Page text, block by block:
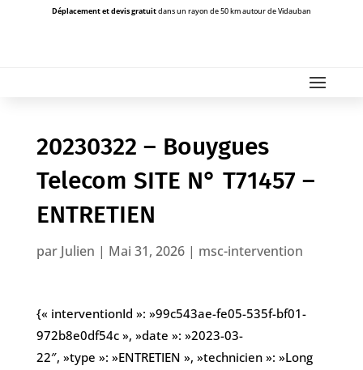
Déplacement et devis gratuitdans un rayon de 50 km autour de Vidauban
20230322 – Bouygues
Telecom SITE N° T71457 –
ENTRETIEN
par Julien | Mai 31, 2026| msc-intervention
{« interventionId »: »99c543ae-fe05-535f-bf01-
972b8e0df54c », »date »: »2023-03-
22″, »type »: »ENTRETIEN », »technicien »: »Long